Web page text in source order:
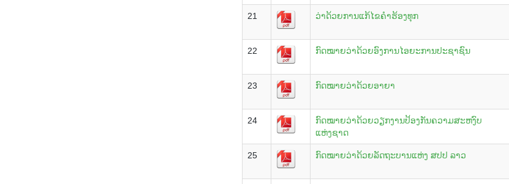
21 ວ່າດ້ວຍການແກ້ໄຂຄຳຮ້ອງທຸກ
22 ກົດໝາຍວ່າດ້ວຍອົງການໄອຍະການປະຊາຊົນ
23 ກົດໝາຍວ່າດ້ວຍອາຍາ
24
ກົດໝາຍວ່າດ້ວຍວຽກງານປ້ອງກັນຄວາມສະຫງົບ
ແຫ່ງຊາດ
25 ກົດໝາຍວ່າດ້ວຍລັດຖະບານແຫ່ງ ສປປ ລາວ